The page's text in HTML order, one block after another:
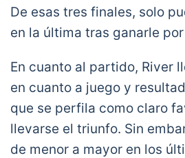
De esas tres finales, solo
en la última tras ganarle
En cuanto al partido, River
en cuanto a juego y
que se perfila como claro
llevarse el triunfo. Sin
de menor a mayor en los